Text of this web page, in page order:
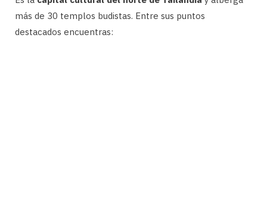
más de 30 templos budistas. Entre sus puntos
destacados encuentras: